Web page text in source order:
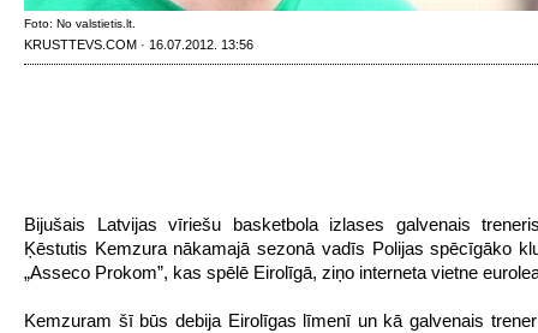
Foto: No valstietis.lt.
KRUSTTEVS.COM · 16.07.2012. 13:56
Bijušais Latvijas vīriešu basketbola izlases galvenais
Ķēstutis Kemzura nākamajā sezonā vadīs Polijas spēcīgāko
„Asseco Prokom”, kas spēlē Eirolīgā, ziņo interneta vietne
Kemzuram šī būs debija Eirolīgas līmenī un kā galvenais